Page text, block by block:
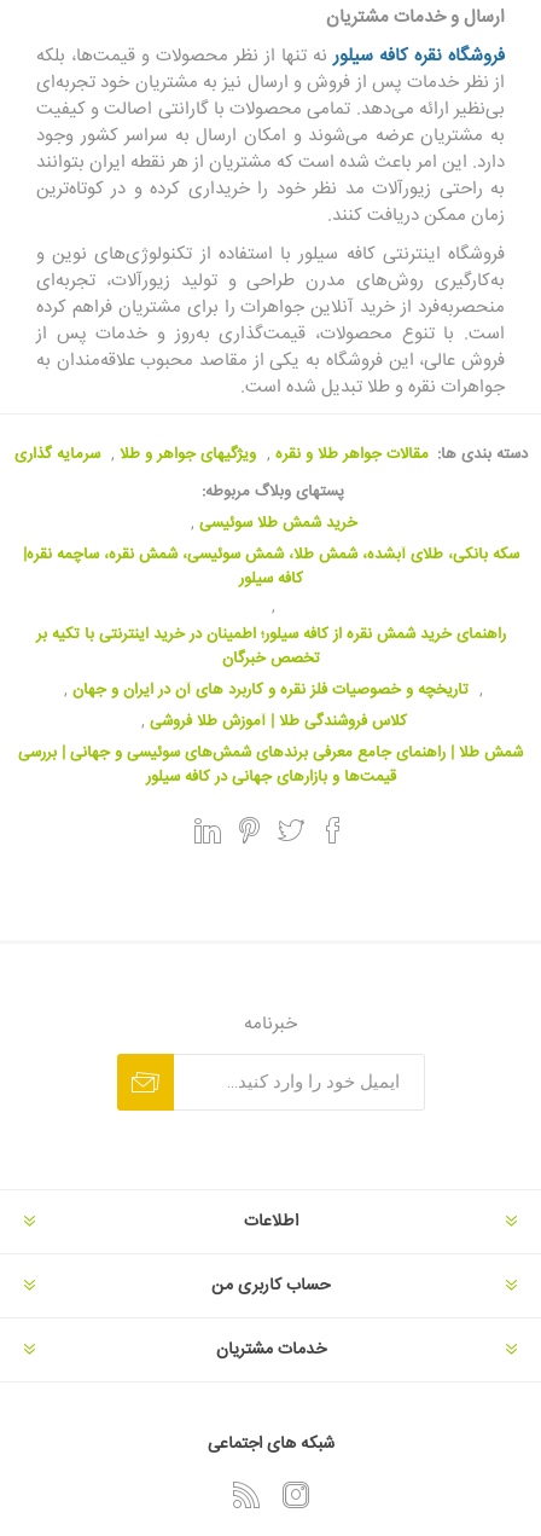
ارسال و خدمات مشتریان
فروشگاه نقره کافه سیلور نه تنها از نظر محصولات و قیمت‌ها، بلکه
از نظر خدمات پس از فروش و ارسال نیز به مشتریان خود تجربه‌ای
بی‌نظیر ارائه می‌دهد. تمامی محصولات باگارانتی اصالت و کیفیت
به مشتریان عرضه می‌شوند و امکان ارسال به سراسر کشور وجود
دارد. این امر باعث شده است که مشتریان از هر نقطه ایران بتوانند
به راحتی زیورآلات مد نظر خود را خریداری کرده و در کوتاه‌ترین
زمان ممکن دریافت کنند.
فروشگاه اینترنتی کافه سیلور با استفاده از تکنولوژی‌های نوین و
به‌کارگیری روش‌های مدرن طراحی و تولید زیورآلات، تجربه‌ای
منحصربه‌فرد از خرید آنلاین جواهرات را برای مشتریان فراهم کرده
است. با تنوع محصولات، قیمت‌گذاری به‌روز و خدمات پس از
فروش عالی، این فروشگاه به یکی از مقاصد محبوب علاقه‌مندان به
جواهرات نقره و طلا تبدیل شده است.
دسته بندی ها: مقالات جواهر طلا و نقره , ویژگیهای جواهر و طلا , سرمایه گذاری
پستهای وبلاگ مربوطه:
خرید شمش طلا سوئیسی ,
سکه بانکی، طلای آبشده، شمش طلا، شمش سوئیسی، شمش نقره، ساچمه نقره|
کافه سیلور
,
راهنمای خرید شمش نقره از کافه سیلور؛ اطمینان در خرید اینترنتی با تکیه بر
تخصص خبرگان
, تاریخچه و خصوصیات فلز نقره و کاربرد های آن در ایران و جهان ,
کلاس فروشندگی طلا | آموزش طلا فروشی ,
شمش طلا | راهنمای جامع معرفی برندهای شمش‌های سوئیسی و جهانی | بررسی
قیمت‌ها و بازارهای جهانی در کافه سیلور
خبرنامه
اطلاعات
حساب کاربری من
خدمات مشتریان
شبکه های اجتماعی